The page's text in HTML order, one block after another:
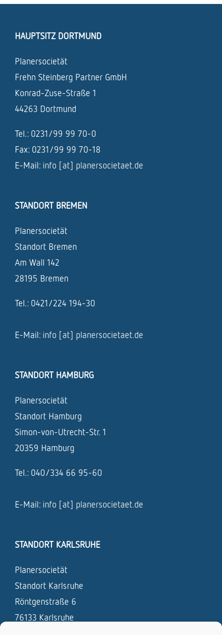
HAUPTSITZ DORTMUND
Planersocietät
Frehn Steinberg Partner GmbH
Konrad-Zuse-Straße 1
44263 Dortmund
Tel.: 0231/99 99 70-0
Fax: 0231/99 99 70-18
E-Mail: info [at] planersocietaet.de
STANDORT BREMEN
Planersocietät
Standort Bremen
Am Wall 142
28195 Bremen
Tel.: 0421/224 194-30
E-Mail: info [at] planersocietaet.de
STANDORT HAMBURG
Planersocietät
Standort Hamburg
Simon-von-Utrecht-Str. 1
20359 Hamburg
Tel.: 040/334 66 95-60
E-Mail: info [at] planersocietaet.de
STANDORT KARLSRUHE
Planersocietät
Standort Karlsruhe
Röntgenstraße 6
76133 Karlsruhe